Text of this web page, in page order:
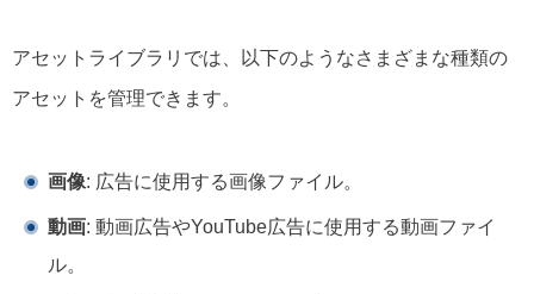
アセットライブラリでは、以下のようなさまざまな種類の
アセットを管理できます。
画像: 広告に使用する画像ファイル。
動画: 動画広告やYouTube広告に使用する動画ファイ
ル。